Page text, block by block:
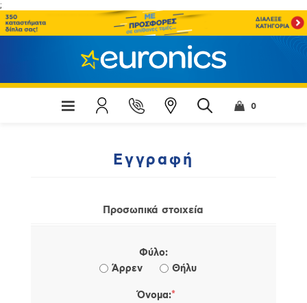
;
0
Εγγραφή
Προσωπικά στοιχεία
Φύλο:
Άρρεν
Θήλυ
Όνομα:*